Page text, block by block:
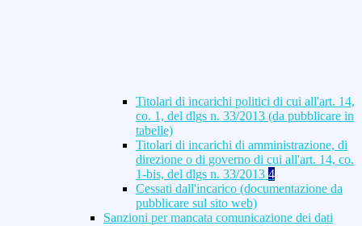
Titolari di incarichi politici di cui all'art. 14,
co. 1, del dlgs n. 33/2013 (da pubblicare in
tabelle)
Titolari di incarichi di amministrazione, di
direzione o di governo di cui all'art. 14, co.
1-bis, del dlgs n. 33/2013 4
Cessati dall'incarico (documentazione da
pubblicare sul sito web)
Sanzioni per mancata comunicazione dei dati